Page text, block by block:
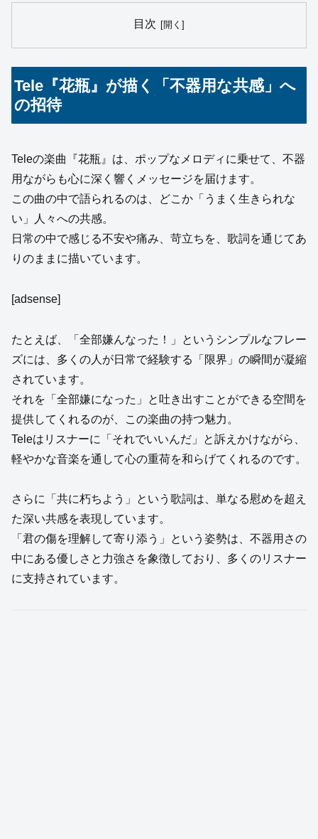
目次
Tele『花瓶』が描く「不器用な共感」へ
の招待
Teleの楽曲『花瓶』は、ポップなメロディに乗せて、不器
用ながらも心に深く響くメッセージを届けます。
この曲の中で語られるのは、どこか「うまく生きられな
い」人々への共感。
日常の中で感じる不安や痛み、苛立ちを、歌詞を通じてあ
りのままに描いています。
[adsense]
たとえば、「全部嫌んなった！」というシンプルなフレー
ズには、多くの人が日常で経験する「限界」の瞬間が凝縮
されています。
それを「全部嫌になった」と吐き出すことができる空間を
提供してくれるのが、この楽曲の持つ魅力。
Teleはリスナーに「それでいいんだ」と訴えかけながら、
軽やかな音楽を通して心の重荷を和らげてくれるのです。
さらに「共に朽ちよう」という歌詞は、単なる慰めを超え
た深い共感を表現しています。
「君の傷を理解して寄り添う」という姿勢は、不器用さの
中にある優しさと力強さを象徴しており、多くのリスナー
に支持されています。